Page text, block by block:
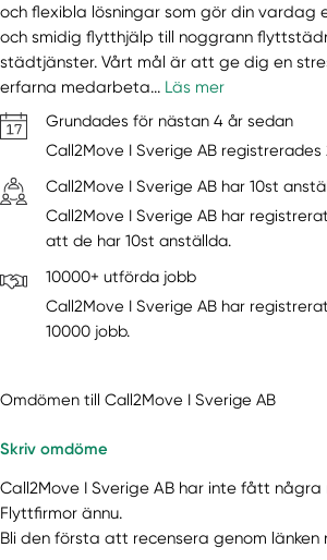
och flexibla lösningar som gör din vardag
och smidig flytthjälp till noggrann
städtjänster. Vårt mål är att ge dig en
erfarna medarbeta... Läs mer
Grundades för nästan 4 år sedan
Call2Move I Sverige AB
Call2Move I Sverige AB har 10st
Call2Move I Sverige AB har
att de har 10st anställda.
10000+ utförda jobb
Call2Move I Sverige AB har
10000 jobb.
Omdömen till Call2Move I Sverige AB
Skriv omdöme
Call2Move I Sverige AB har inte fått några
Flyttfirmor ännu.
Bli den första att recensera genom länken